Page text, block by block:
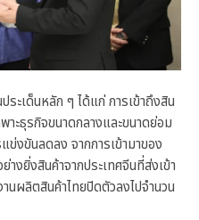
ระเด็นหลัก ๆ ได้แก่ การเข้าถึงสิน
าะธุรกิจขนาดกลางและขนาดย่อม
ข่งขันลดลง จากการเข้ามาของ
างยิ่งสินค้าจากประเทศจีนที่ส่งเข้า
นผลิตสินค้าไทยปิดตัวลงไปจำนวน